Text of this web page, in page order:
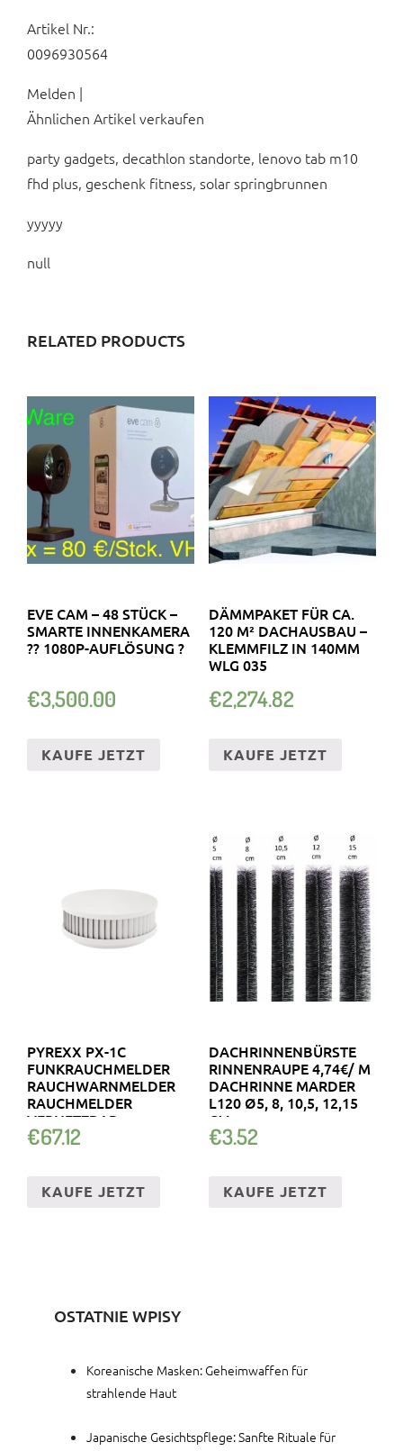
Artikel Nr.:
0096930564
Melden |
Ähnlichen Artikel verkaufen
party gadgets, decathlon standorte, lenovo tab m10
fhd plus, geschenk fitness, solar springbrunnen
yyyyy
null
RELATED PRODUCTS
EVE CAM – 48 STÜCK –
SMARTE INNENKAMERA
?? 1080P-AUFLÖSUNG ?
€3,500.00
KAUFE JETZT
DÄMMPAKET FÜR CA.
120 M² DACHAUSBAU –
KLEMMFILZ IN 140MM
WLG 035
€2,274.82
KAUFE JETZT
PYREXX PX-1C
FUNKRAUCHMELDER
RAUCHWARNMELDER
RAUCHMELDER
VERNETZBAR
€67.12
KAUFE JETZT
DACHRINNENBÜRSTE
RINNENRAUPE 4,74€/ M
DACHRINNE MARDER
L120 Ø5, 8, 10,5, 12,15
CM
€3.52
KAUFE JETZT
OSTATNIE WPISY
Koreanische Masken: Geheimwaffen für
strahlende Haut
Japanische Gesichtspflege: Sanfte Rituale für